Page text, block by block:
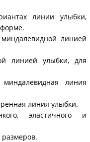
линии улыбки,
линией
линией улыбки, для
линия
линия улыбки.
эластичного и